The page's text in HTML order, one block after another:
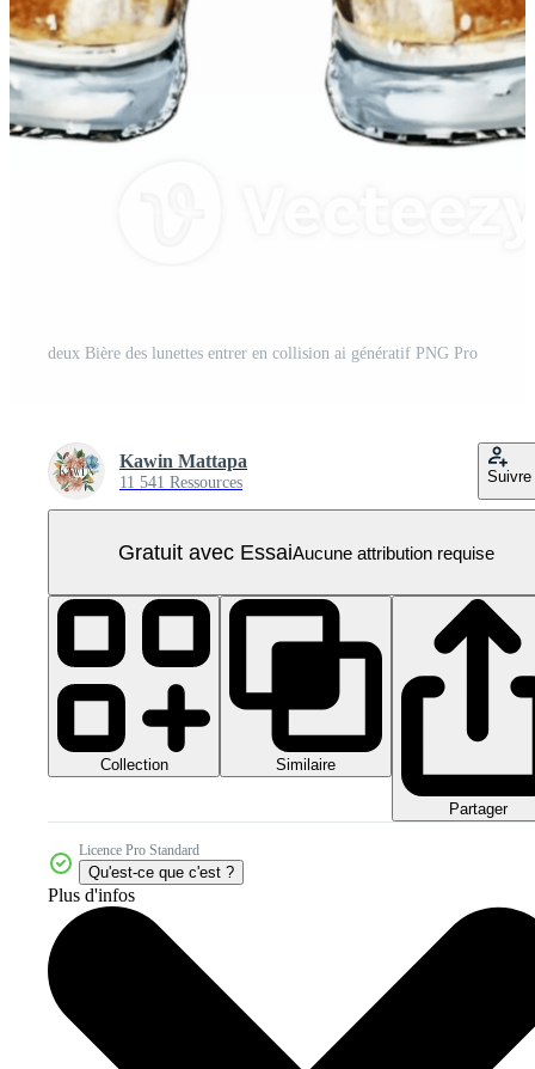
deux Bière des lunettes entrer en collision ai génératif PNG Pro
Kawin Mattapa
11 541 Ressources Suivre
Gratuit avec EssaiAucune attribution requise
Collection Similaire
Partager
Licence Pro Standard
Qu'est-ce que c'est ?
Plus d'infos